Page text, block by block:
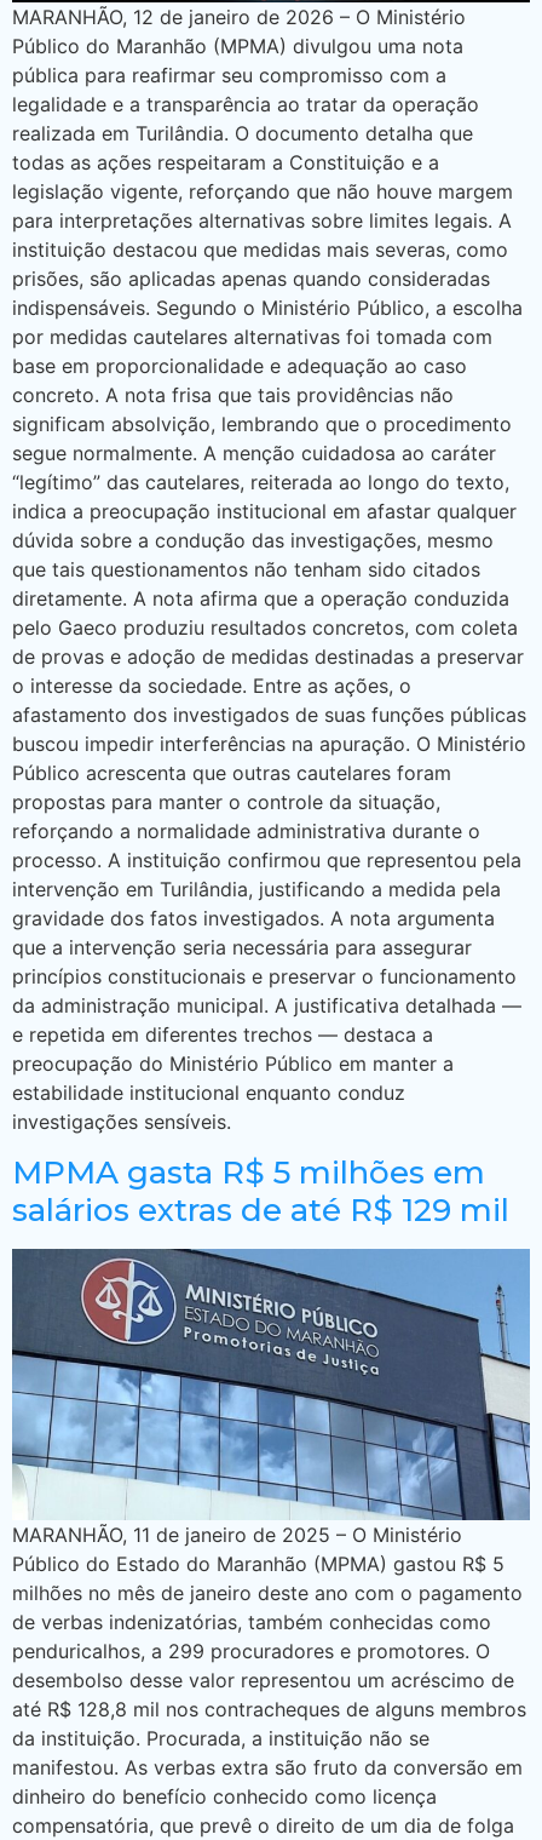
MARANHÃO, 12 de janeiro de 2026 – O Ministério
Público do Maranhão (MPMA) divulgou uma nota
pública para reafirmar seu compromisso com a
legalidade e a transparência ao tratar da operação
realizada em Turilândia. O documento detalha que
todas as ações respeitaram a Constituição e a
legislação vigente, reforçando que não houve margem
para interpretações alternativas sobre limites legais. A
instituição destacou que medidas mais severas, como
prisões, são aplicadas apenas quando consideradas
indispensáveis. Segundo o Ministério Público, a escolha
por medidas cautelares alternativas foi tomada com
base em proporcionalidade e adequação ao caso
concreto. A nota frisa que tais providências não
significam absolvição, lembrando que o procedimento
segue normalmente. A menção cuidadosa ao caráter
“legítimo” das cautelares, reiterada ao longo do texto,
indica a preocupação institucional em afastar qualquer
dúvida sobre a condução das investigações, mesmo
que tais questionamentos não tenham sido citados
diretamente. A nota afirma que a operação conduzida
pelo Gaeco produziu resultados concretos, com coleta
de provas e adoção de medidas destinadas a preservar
o interesse da sociedade. Entre as ações, o
afastamento dos investigados de suas funções públicas
buscou impedir interferências na apuração. O Ministério
Público acrescenta que outras cautelares foram
propostas para manter o controle da situação,
reforçando a normalidade administrativa durante o
processo. A instituição confirmou que representou pela
intervenção em Turilândia, justificando a medida pela
gravidade dos fatos investigados. A nota argumenta
que a intervenção seria necessária para assegurar
princípios constitucionais e preservar o funcionamento
da administração municipal. A justificativa detalhada —
e repetida em diferentes trechos — destaca a
preocupação do Ministério Público em manter a
estabilidade institucional enquanto conduz
investigações sensíveis.
MPMA gasta R$ 5 milhões em
salários extras de até R$ 129 mil
MARANHÃO, 11 de janeiro de 2025 – O Ministério
Público do Estado do Maranhão (MPMA) gastou R$ 5
milhões no mês de janeiro deste ano com o pagamento
de verbas indenizatórias, também conhecidas como
penduricalhos, a 299 procuradores e promotores. O
desembolso desse valor representou um acréscimo de
até R$ 128,8 mil nos contracheques de alguns membros
da instituição. Procurada, a instituição não se
manifestou. As verbas extra são fruto da conversão em
dinheiro do benefício conhecido como licença
compensatória, que prevê o direito de um dia de folga